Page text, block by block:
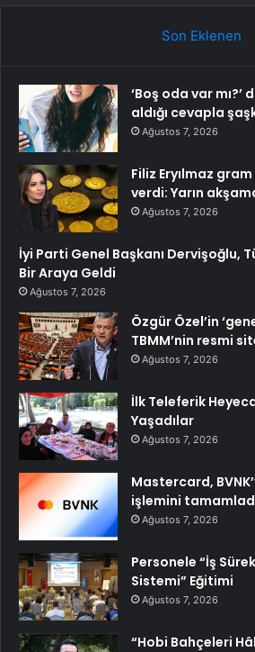
Son Eklenen
‘Boş oda var mı?’
aldığı cevapla
Ağustos 7, 2026
Filiz Eryılmaz
verdi: Yarın
Ağustos 7, 2026
İyi Parti Genel Başkanı Dervişoğlu,
Bir Araya Geldi
Ağustos 7, 2026
Özgür Özel’in
TBMM’nin resmi
Ağustos 7, 2026
İlk Teleferik
Yaşadılar
Ağustos 7, 2026
Mastercard,
işlemini
Ağustos 7, 2026
Personele “İş
Sistemi” Eğitimi
Ağustos 7, 2026
“Hobi Bahçeleri